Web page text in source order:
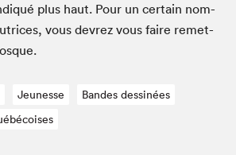
plus haut. Pour un cer­tain nom­
vous devrez vous faire remet­
Jeunesse
Bandes dessinées